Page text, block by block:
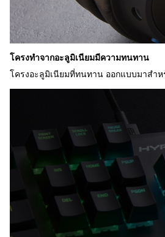
โครงทำจากอะลูมิเนียมมีความทนทาน
โครงอะลูมิเนียมที่ทนทาน ออกแบบมาสำห